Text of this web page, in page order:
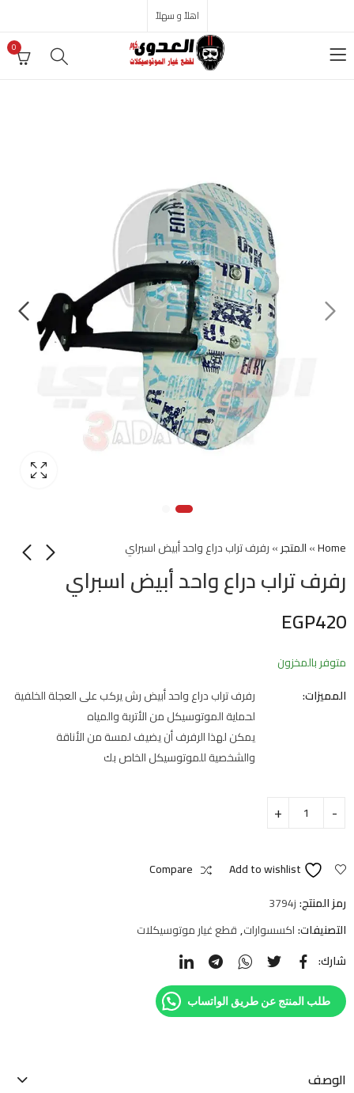
اهلاً و سهلاً
0
Home
»المتجر»رفرف تراب دراع واحد أبيض اسبراي
رفرف تراب دراع واحد أبيض اسبراي
EGP420
متوفر بالمخزون
المميزات:
رفرف تراب دراع واحد أبيض رش يركب على العجلة الخلفية
لحماية الموتوسيكل من الأتربة والمياه
يمكن لهذا الرفرف أن يضيف لمسة من الأناقة
والشخصية للموتوسيكل الخاص بك
Add to wishlist
Compare
رمز المنتج:3794j
التصنيفات:اكسسوارات,قطع غيار موتوسيكلات
شارك:
طلب المنتج عن طريق الواتساب
الوصف